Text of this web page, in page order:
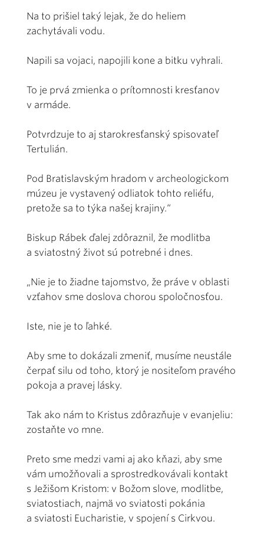
Na to prišiel taký lejak, že do heliem
zachytávali vodu.
Napili sa vojaci, napojili kone a bitku vyhrali.
To je prvá zmienka o prítomnosti kresťanov
v armáde.
Potvrdzuje to aj starokresťanský spisovateľ
Tertulián.
Pod Bratislavským hradom v archeologickom
múzeu je vystavený odliatok tohto reliéfu,
pretože sa to týka našej krajiny.“
Biskup Rábek ďalej zdôraznil, že modlitba
a sviatostný život sú potrebné i dnes.
„Nie je to žiadne tajomstvo, že práve v oblasti
vzťahov sme doslova chorou spoločnosťou.
Iste, nie je to ľahké.
Aby sme to dokázali zmeniť, musíme neustále
čerpať silu od toho, ktorý je nositeľom pravého
pokoja a pravej lásky.
Tak ako nám to Kristus zdôrazňuje v evanjeliu:
zostaňte vo mne.
Preto sme medzi vami aj ako kňazi, aby sme
vám umožňovali a sprostredkovávali kontakt
s Ježišom Kristom: v Božom slove, modlitbe,
sviatostiach, najmä vo sviatosti pokánia
a sviatosti Eucharistie, v spojení s Cirkvou.